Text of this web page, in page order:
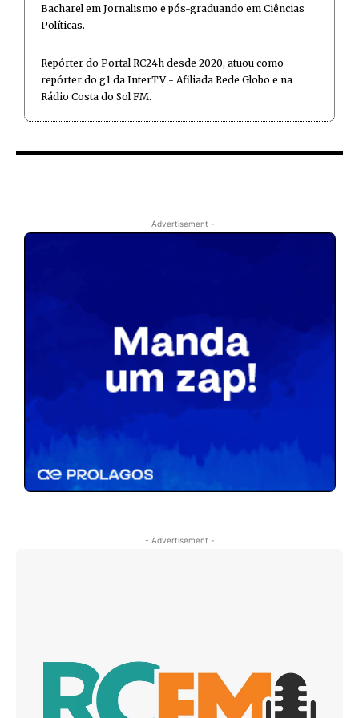
Bacharel em Jornalismo e pós-graduando em Ciências
Políticas.
Repórter do Portal RC24h desde 2020, atuou como
repórter do g1 da InterTV - Afiliada Rede Globo e na
Rádio Costa do Sol FM.
- Advertisement -
- Advertisement -